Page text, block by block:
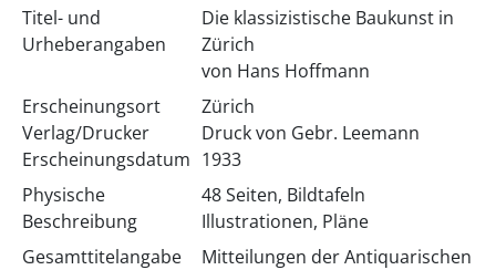
Titel- und
Urheberangaben
Die klassizistische Baukunst in
Zürich
von Hans Hoffmann
Erscheinungsort
Verlag/Drucker
Erscheinungsdatum
Zürich
Druck von Gebr. Leemann
1933
Physische
Beschreibung
48 Seiten, Bildtafeln
Illustrationen, Pläne
Gesamttitelangabe
Mitteilungen der Antiquarischen